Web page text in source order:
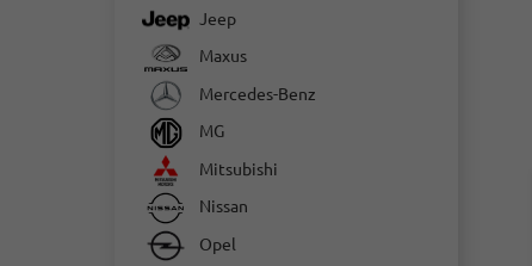
Jeep
Maxus
Mercedes-Benz
MG
Mitsubishi
Nissan
Opel